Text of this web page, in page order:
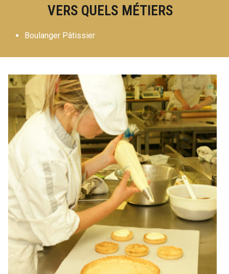
VERS QUELS MÉTIERS
Boulanger Pâtissier